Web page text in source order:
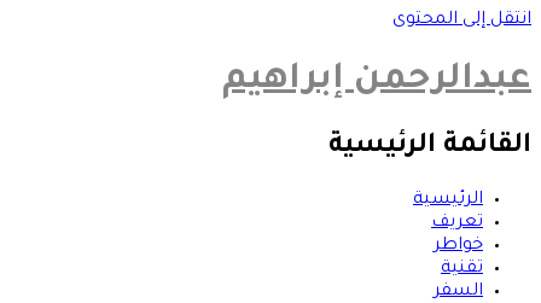
انتقل إلى المحتوى
عبدالرحمن إبراهيم
القائمة الرئيسية
الرئيسية
تعريف
خواطر
تقنية
السفر